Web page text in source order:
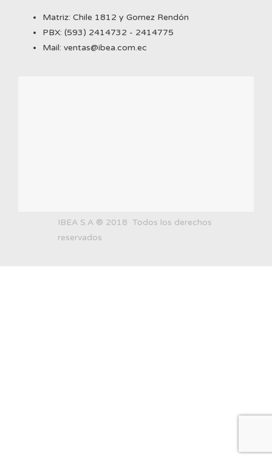
Matriz: Chile 1812 y Gomez Rendón
PBX: (593) 2414732 - 2414775
Mail: ventas@ibea.com.ec
IBEA S.A ® 2018 Todos los derechos
reservados